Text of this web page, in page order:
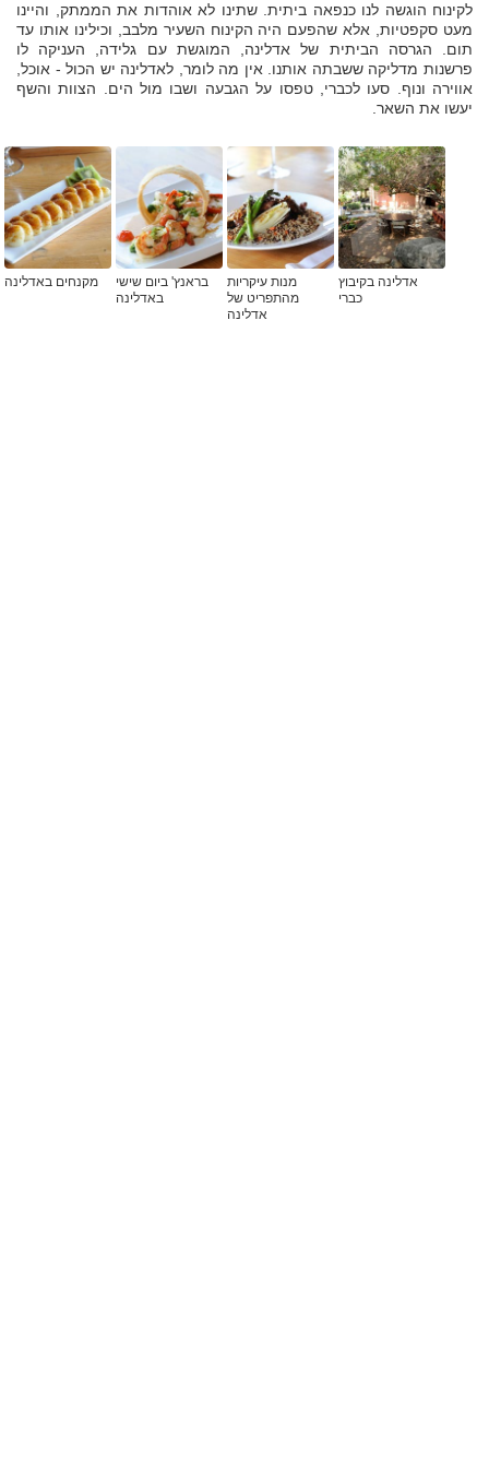
לקינוח הוגשה לנו כנפאה ביתית. שתינו לא אוהדות את הממתק, והיינו
מעט סקפטיות, אלא שהפעם היה הקינוח השעיר מלבב, וכילינו אותו עד
תום. הגרסה הביתית של אדלינה, המוגשת עם גלידה, העניקה לו
פרשנות מדליקה ששבתה אותנו. אין מה לומר, לאדלינה יש הכול - אוכל,
אווירה ונוף. סעו לכברי, טפסו על הגבעה ושבו מול הים. הצוות והשף
יעשו את השאר.
אדלינה בקיבוץ
כברי
מנות עיקריות
מהתפריט של
אדלינה
בראנץ' ביום שישי
באדלינה
מקנחים באדלינה